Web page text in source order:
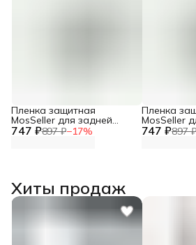
747 ₽897 ₽−17%
Пленка защитная
MosSeller для задней
панели для Blackview 747 ₽897 ₽
Пленка
MosSeller
панели для
Хиты продаж